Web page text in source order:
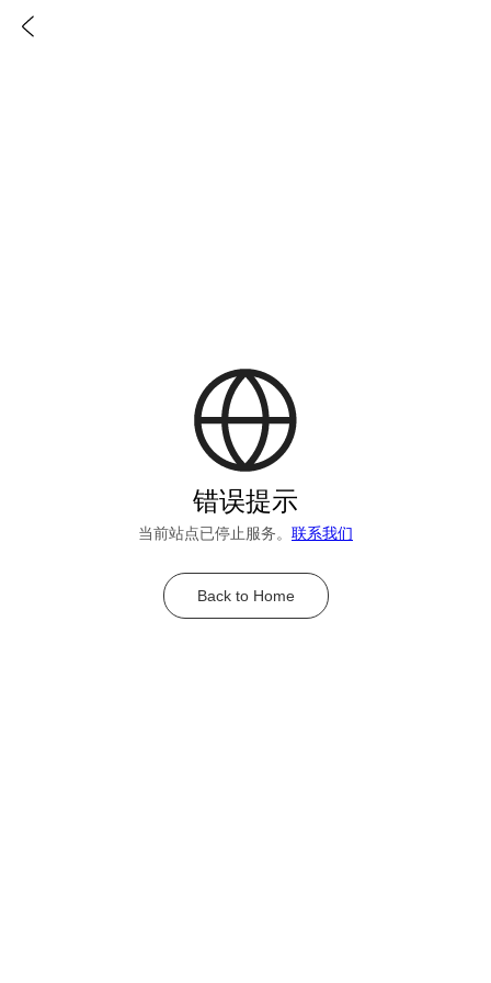
错误提示
当前站点已停止服务。 联系我们
Back to Home